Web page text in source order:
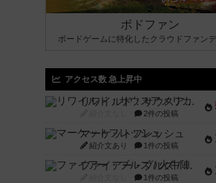
ボドファン
ボードゲームに特化したクラウドファン
アクセス数 急上昇中
リワイルド：サウスアメリカ
2件の投稿
マーケットフレッシュ
紹介文あり 1件の投稿
ファイアー・ブルズ / 火牛陣
1件の投稿